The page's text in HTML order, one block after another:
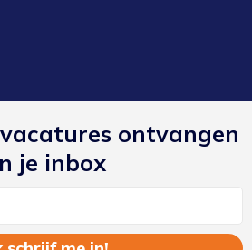
ontvangen
je inbox